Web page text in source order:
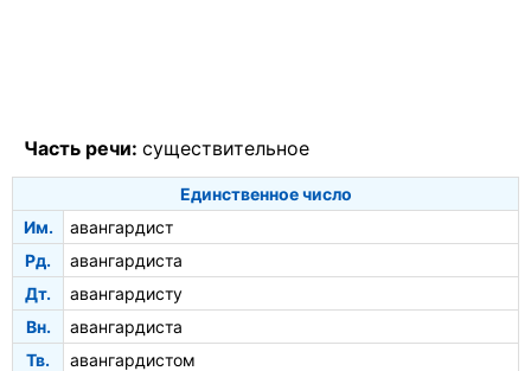
Часть речи: существительное
Единственное число
Им.
авангардист
Рд.
авангардиста
Дт.
авангардисту
Вн.
авангардиста
Тв.
авангардистом